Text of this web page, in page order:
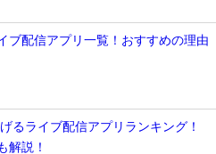
ブ配信アプリ一覧！おすすめの理由
るライブ配信アプリランキング！
解説！